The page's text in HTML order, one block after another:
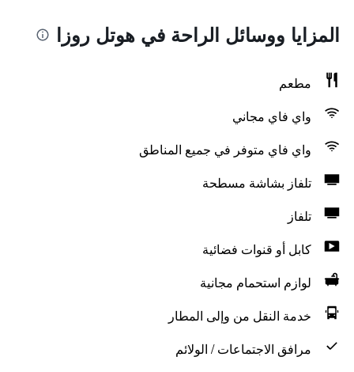
المزايا ووسائل الراحة في هوتل روزا
مطعم
واي فاي مجاني
واي فاي متوفر في جميع المناطق
تلفاز بشاشة مسطحة
تلفاز
كابل أو قنوات فضائية
لوازم استحمام مجانية
خدمة النقل من وإلى المطار
مرافق الاجتماعات / الولائم